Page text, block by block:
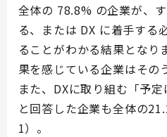
全体の 78.8% の企業が、
る、または DX に着手する
ることがわかる結果となり
果を感じている企業はその
また、DXに取り組む「予定
と回答した企業も全体の
1）。